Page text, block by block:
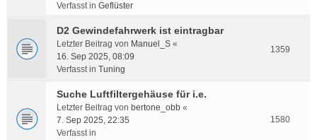
Verfasst in Geflüster
D2 Gewindefahrwerk ist eintragbar
Letzter Beitrag von Manuel_S «
16. Sep 2025, 08:09
Verfasst in Tuning
1359
Suche Luftfiltergehäuse für i.e.
Letzter Beitrag von bertone_obb «
7. Sep 2025, 22:35
Verfasst in
1580